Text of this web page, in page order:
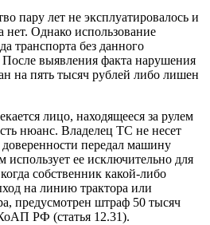
пару лет не эксплуатировалось и
нет. Однако использование
транспорта без данного
После выявления факта нарушения
на пять тысяч рублей либо лишен
лицо, находящееся за рулем
нюанс. Владелец ТС не несет
доверенности передал машину
использует ее исключительно для
собственник какой-либо
на линию трактора или
предусмотрен штраф 50 тысяч
РФ (статья 12.31).